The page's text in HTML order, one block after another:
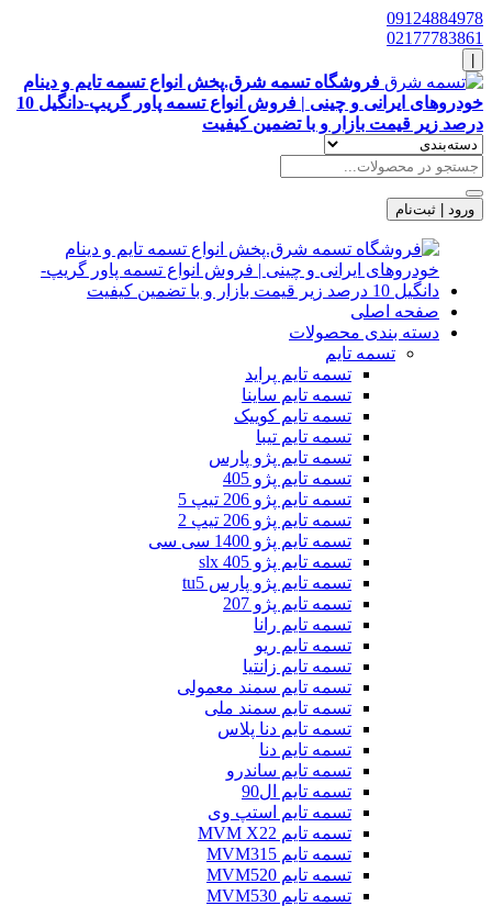
09124884978
02177783861
فروشگاه تسمه شرق.پخش انواع تسمه تایم و دینام
خودروهای ایرانی و چینی | فروش انواع تسمه پاور گریپ-دانگیل 10
درصد زیر قیمت بازار و با تضمین کیفیت
ورود | ثبت‌نام
صفحه اصلی
دسته بندی محصولات
تسمه تایم
تسمه تایم پراید
تسمه تایم ساینا
تسمه تایم کوییک
تسمه تایم تیبا
تسمه تایم پژو پارس
تسمه تایم پژو 405
تسمه تایم پژو 206 تیپ 5
تسمه تایم پژو 206 تیپ 2
تسمه تایم پژو 1400 سی سی
تسمه تایم پژو slx 405
تسمه تایم پژو پارس tu5
تسمه تایم پژو 207
تسمه تایم رانا
تسمه تایم ریو
تسمه تایم زانتیا
تسمه تایم سمند معمولی
تسمه تایم سمند ملی
تسمه تایم دنا پلاس
تسمه تایم دنا
تسمه تایم ساندرو
تسمه تایم ال90
تسمه تایم استپ وی
تسمه تایم MVM X22
تسمه تایم MVM315
تسمه تایم MVM520
تسمه تایم MVM530